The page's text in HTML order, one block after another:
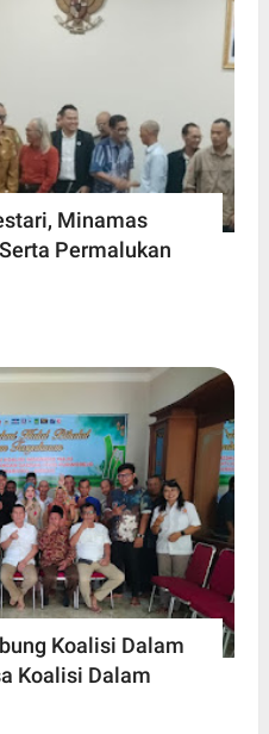
Minamas
Permalukan
Koalisi Dalam
Koalisi Dalam